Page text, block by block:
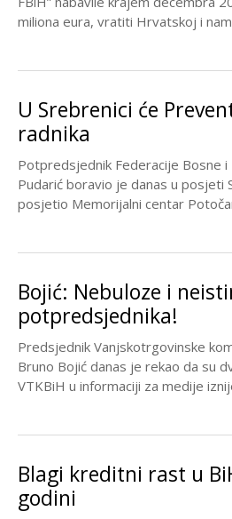
miliona eura, vratiti Hrvatskoj i
U Srebrenici će
radnika
Potpredsjednik Federacije Bosne
Pudarić boravio je danas u posjeti
posjetio Memorijalni centar
Bojić: Nebuloze i
potpredsjednika!
Predsjednik Vanjskotrgovinske
Bruno Bojić danas je rekao da su
VTKBiH u informaciji za medije
Blagi kreditni rast u
godini